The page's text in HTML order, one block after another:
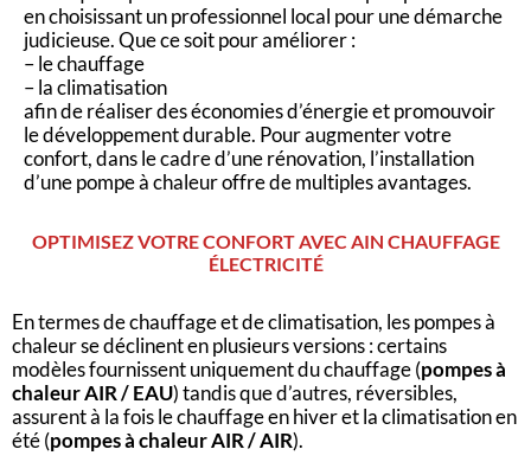
en choisissant un professionnel local pour une démarche
judicieuse. Que ce soit pour améliorer :
– le chauffage
– la climatisation
afin de réaliser des économies d’énergie et promouvoir
le développement durable. Pour augmenter votre
confort, dans le cadre d’une rénovation, l’installation
d’une pompe à chaleur offre de multiples avantages.
OPTIMISEZ VOTRE CONFORT AVEC AIN CHAUFFAGE
ÉLECTRICITÉ
En termes de chauffage et de climatisation, les pompes à
chaleur se déclinent en plusieurs versions : certains
modèles fournissent uniquement du chauffage (pompes à
chaleur AIR / EAU) tandis que d’autres, réversibles,
assurent à la fois le chauffage en hiver et la climatisation en
été (pompes à chaleur AIR / AIR).